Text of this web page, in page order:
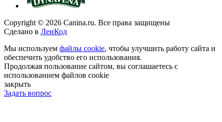
Copyright © 2026 Canina.ru. Все права защищены
Сделано в ЛенКод
Мы используем файлы cookie, чтобы улучшить работу сайта и
обеспечить удобство его использования.
Продолжая пользование сайтом, вы соглашаетесь с
использованием файлов cookie
закрыть
Задать вопрос